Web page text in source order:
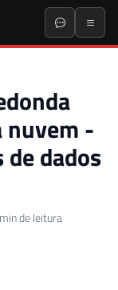
nuvem -
de dados
de leitura